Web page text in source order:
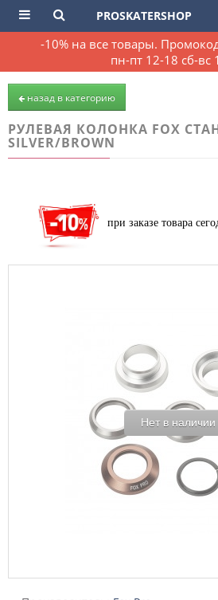
-10% на все товары.
пн-пт 12-18 сб-вс
PROSKATERSHOP
назад в категорию
РУЛЕВАЯ КОЛОНКА FOX
SILVER/BROWN
при заказе товара
Нет в наличии